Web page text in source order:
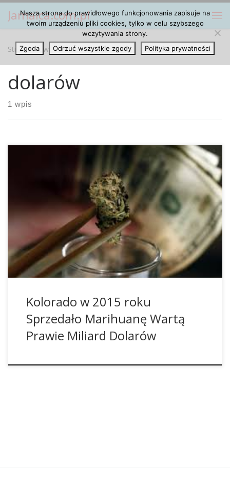
Przejdź do treści
Jamaica.com.pl
Strona główna » dolarów
dolarów
1 wpis
Stan Kolorado po legalizacji marihuany wzbija się na
szczyty jeśli chodzi o zyski pochodzące z jej sprzedaży.
Tylko w niespełna rok sprzedano tam marihuanę o wartości
prawie 900 milionów dolarów, z czego ponad 100 milionów
to zysk z podatków od sprzedaży.
Kolorado w 2015 roku
Sprzedało Marihuanę Wartą
Prawie Miliard Dolarów
Nasza strona do prawidłowego funkcjonowania zapisuje na
twoim urządzeniu pliki cookies, tylko w celu szybszego
wczytywania strony.
Zgoda
Odrzuć wszystkie zgody Polityka prywatności